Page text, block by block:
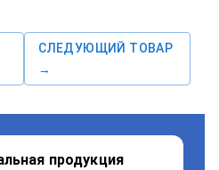
СЛЕДУЮЩИЙ ТОВАР
→
продукция